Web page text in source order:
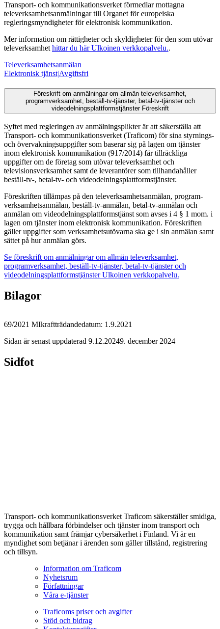
Transport- och kommunikationsverket förmedlar mottagna
televerksamhetsanmälningar till Organet för europeiska
regleringsmyndigheter för elektronisk kommunikation.
Mer information om rättigheter och skyldigheter för den som utövar
televerksamhet hittar du här Ulkoinen verkkopalvelu..
Televerksamhetsanmälan
Elektronisk tjänst|Avgiftsfri
Föreskrift om anmälningar om allmän televerksamhet,
programverksamhet, beställ-tv-tjänster, betal-tv-tjänster och
videodelningsplattformstjänster Föreskrift
Syftet med regleringen av anmälningsplikter är att säkerställa att
Transport- och kommunikationsverket (Traficom) för sina styrnings-
och övervakningsuppgifter som baserar sig på lagen om tjänster
inom elektronisk kommunikation (917/2014) får tillräckliga
uppgifter om de företag som utövar televerksamhet och
televisionsverksamhet samt de leverantörer som tillhandahåller
beställ-tv-, betal-tv- och videodelningsplattformstjänster.
Föreskriften tillämpas på den televerksamhetsanmälan, program-
verksamhetsanmälan, beställ-tv-anmälan, betal-tv-anmälan och
anmälan om videodelningsplattformstjänst som avses i 4 § 1 mom. i
lagen om tjänster inom elektronisk kommunikation. Föreskriften
gäller uppgifter som verksamhetsutövarna ska ge i sin anmälan samt
sättet på hur anmälan görs.
Se föreskrift om anmälningar om allmän televerksamhet,
programverksamhet, beställ-tv-tjänster, betal-tv-tjänster och
videodelningsplattformstjänster Ulkoinen verkkopalvelu.
Bilagor
69/2021 MIkraftträdandedatum: 1.9.2021
Sidan är senast uppdaterad 9.12.20249. december 2024
Sidfot
Transport- och kommunikationsverket Traficom säkerställer smidiga,
trygga och hållbara förbindelser och tjänster inom transport och
kommunikation samt främjar cybersäkerhet i Finland. Vi är en
myndighet som betjänar i ärenden som gäller tillstånd, registrering
och tillsyn.
Information om Traficom
Nyhetsrum
Författningar
Våra e-tjänster
Traficoms priser och avgifter
Stöd och bidrag